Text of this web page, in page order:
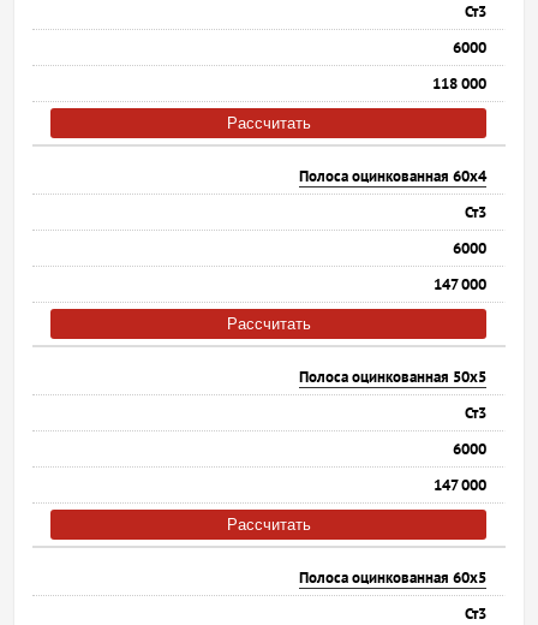
Ст3
6000
118 000
Рассчитать
Полоса оцинкованная 60х4
Ст3
6000
147 000
Рассчитать
Полоса оцинкованная 50х5
Ст3
6000
147 000
Рассчитать
Полоса оцинкованная 60х5
Ст3